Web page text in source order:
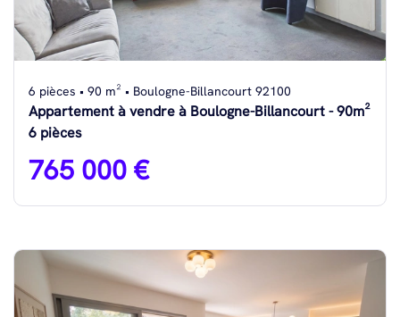
6 pièces • 90 m² • Boulogne-Billancourt 92100
Appartement à vendre à Boulogne-Billancourt - 90m²
6 pièces
765 000 €